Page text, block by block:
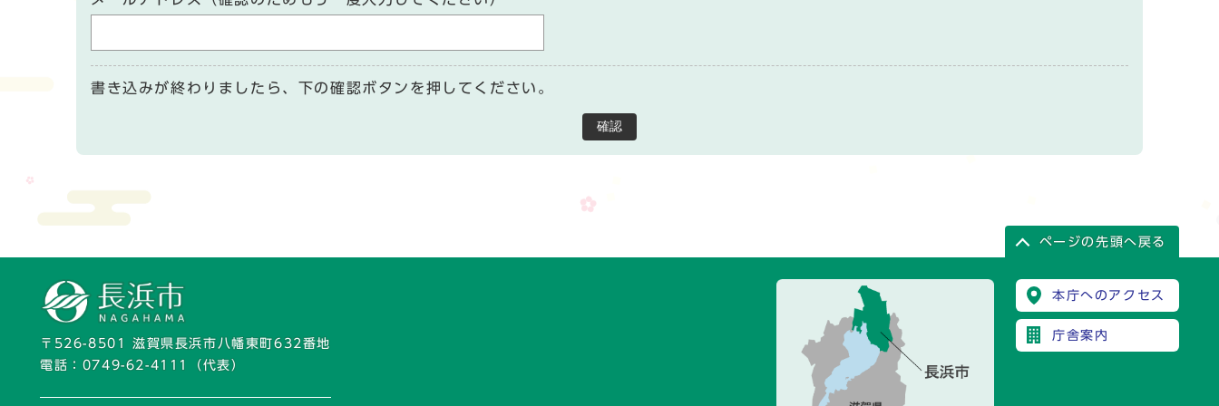
書き込みが終わりましたら、下の確認ボタンを押してください。
確認
ページの先頭へ戻る
〒526-8501 滋賀県長浜市八幡東町632番地
電話： 0749-62-4111 （代表）
本庁へのアクセス
庁舎案内